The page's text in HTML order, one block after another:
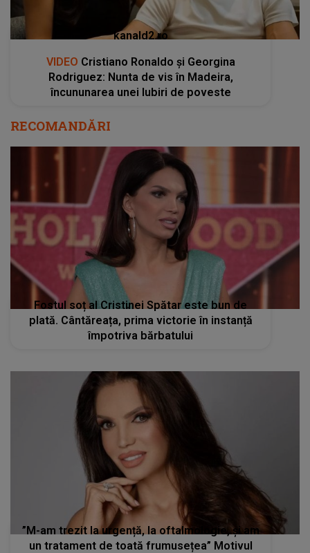
kanald2.ro
VIDEO Cristiano Ronaldo și Georgina
Rodriguez: Nunta de vis în Madeira,
încununarea unei Iubiri de poveste
RECOMANDĂRI
Fostul soț al Cristinei Spătar este bun de
plată. Cântăreața, prima victorie în instanță
împotriva bărbatului
”M-am trezit la urgență, la oftalmologie, și am
un tratament de toată frumusețea” Motivul